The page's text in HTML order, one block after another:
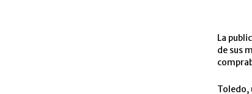
La
de sus
Toledo,